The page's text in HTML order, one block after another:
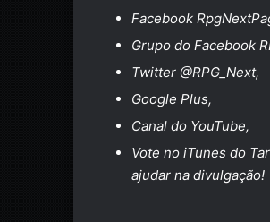
Facebook
Grupo do Facebook
Twitter @RPG_Next,
Google Plus,
Canal do YouTube,
Vote no iTunes do
ajudar na divulgação!